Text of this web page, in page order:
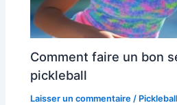
Comment faire un bon
pickleball
Laisser un commentaire / Pickleball